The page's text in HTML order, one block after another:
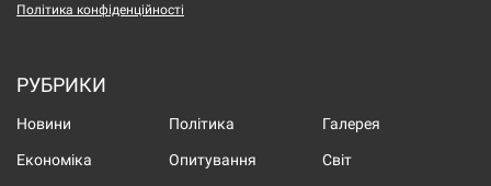
Політика конфіденційності
РУБРИКИ
Новини Політика Галерея
Економіка Опитування Світ